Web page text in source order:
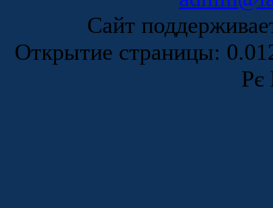
Сайт
Открытие страницы:
Рє